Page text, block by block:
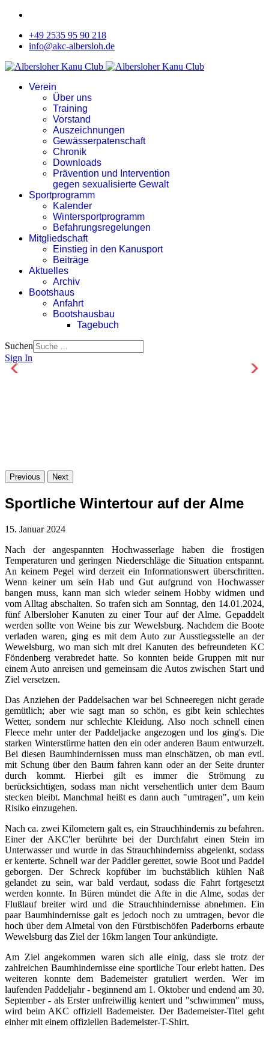
+49 2535 95 90 218
info@akc-albersloh.de
Verein
Über uns
Training
Vorstand
Auszeichnungen
Gewässerpatenschaft
Chronik
Downloads
Prävention und Intervention
gegen sexualisierte Gewalt
Sportprogramm
Kalender
Wintersportprogramm
Befahrungsregelungen
Mitgliedschaft
Einstieg in den Kanusport
Beiträge
Aktuelles
Archiv
Bootshaus
Anfahrt
Bootshausbau
Tagebuch
Suchen
Sign In
Previous Next
Sportliche Wintertour auf der Alme
15. Januar 2024
Nach der angespannten Hochwasserlage haben die frostigen
Temperaturen und geringen Niederschläge die Situation entspannt.
An keinem Pegel wird derzeit ein Informationswert überschritten.
Wenn keiner um sein Hab und Gut aufgrund von Hochwasser
bangen muss, kann man sich wieder seinem Hobby widmen und
vom Alltag abschalten. So trafen sich am Sonntag, den 14.01.2024,
fünf Albersloher Kanuten zu einer Tour auf der Alme. Gepaddelt
werden sollte von Weine bis zur Wewelsburg. Nachdem die Boote
verladen waren, ging es mit dem Auto zur Ausstiegsstelle an der
Wewelsburg, wo man sich mit drei Kanuten des befreundeten KC
Föndenberg verabredet hatte. So konnten beide Gruppen mit nur
einem Auto anreisen und gemeinsam die Autos zwischen Start und
Ziel versetzen.
Das Anziehen der Paddelsachen war bei Schneeregen nicht gerade
gemütlich; aber wie sagt man so schön, es gibt kein schlechtes
Wetter, sondern nur schlechte Kleidung. Also noch schnell einen
Fleece mehr unter der Paddeljacke angezogen und los ging's. Die
starken Winterstürme hatten den ein oder anderen Baum entwurzelt.
Bei diesen Baumhindernissen muss man einschätzen, ob man evtl.
mit Schung über den Baum fahren kann oder an der Seite drunter
durch kommt. Hierbei gilt es immer die Strömung zu
berücksichtigen, sodass man nicht versehentlich unter dem Baum
stecken bleibt. Manchmal heißt es dann auch "umtragen", um kein
Risiko einzugehen.
Nach ca. zwei Kilometern galt es, ein Strauchhindernis zu befahren.
Einer der AKC'ler berührte bei der Durchfahrt einen Stein im
Unterwasser und wurde in das Strauchhinderniss abgelenkt, sodass
er kenterte. Schnell war der Paddler gerettet, sowie Boot und Paddel
geborgen. Der Schreck kopfüber im buchstäblich kühlen Naß
gelandet zu sein, war bald verdaut, sodass die Fahrt fortgesetzt
werden konnte. In Büren mündet die Afte in die Alme, sodas der
Flußlauf breiter wird und die Strauchhindernisse abnehmen. Ein
paar Baumhindernisse galt es jedoch noch zu umtragen, bevor die
hoch über dem Almetal von den Fürstbischöfen Paderborns erbaute
Wewelsburg das Ziel der 16km langen Tour ankündigte.
Am Ziel angekommen waren sich alle einig, dass sie trotz der
zahlreichen Baumhindernisse eine sportliche Tour erlebt hatten. Des
weiteren konnte dem Bademeister gratuliert werden. Wer im
laufenden Paddeljahr - beginnend am 1. Oktober und endend am 30.
September - als Erster unfreiwillig kentert und "schwimmen" muss,
wird beim AKC offiziell Bademeister. Der Bademeister-Titel geht
einher mit einem offiziellen Bademeister-T-Shirt.